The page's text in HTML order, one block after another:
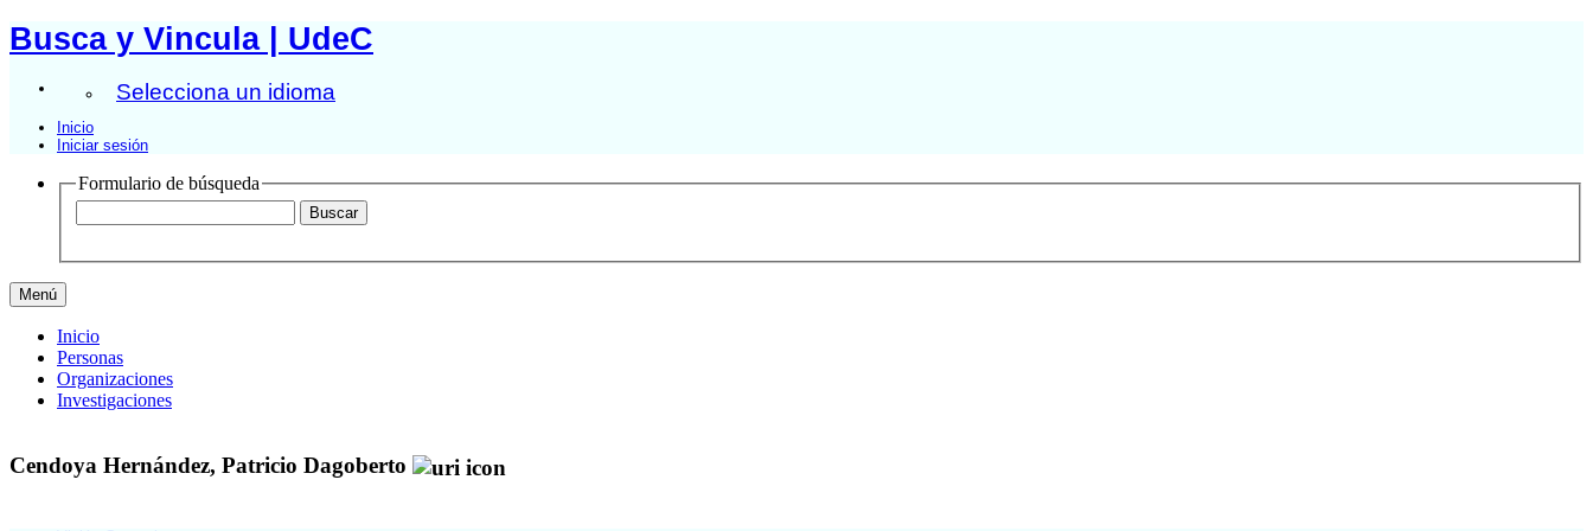
Busca y Vincula | UdeC
Selecciona un idioma
Inicio
Iniciar sesión
Formulario de búsqueda
Menú
Inicio
Personas
Organizaciones
Investigaciones
Cendoya Hernández, Patricio Dagoberto